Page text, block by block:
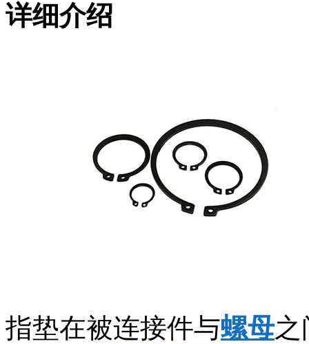
详细介绍
指垫在被连接件与螺母